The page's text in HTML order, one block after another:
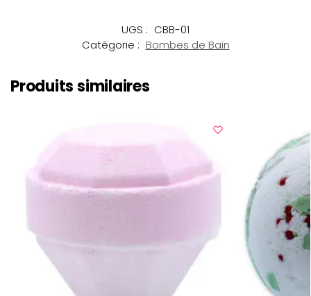
UGS : CBB-01
Catégorie : Bombes de Bain
Produits similaires